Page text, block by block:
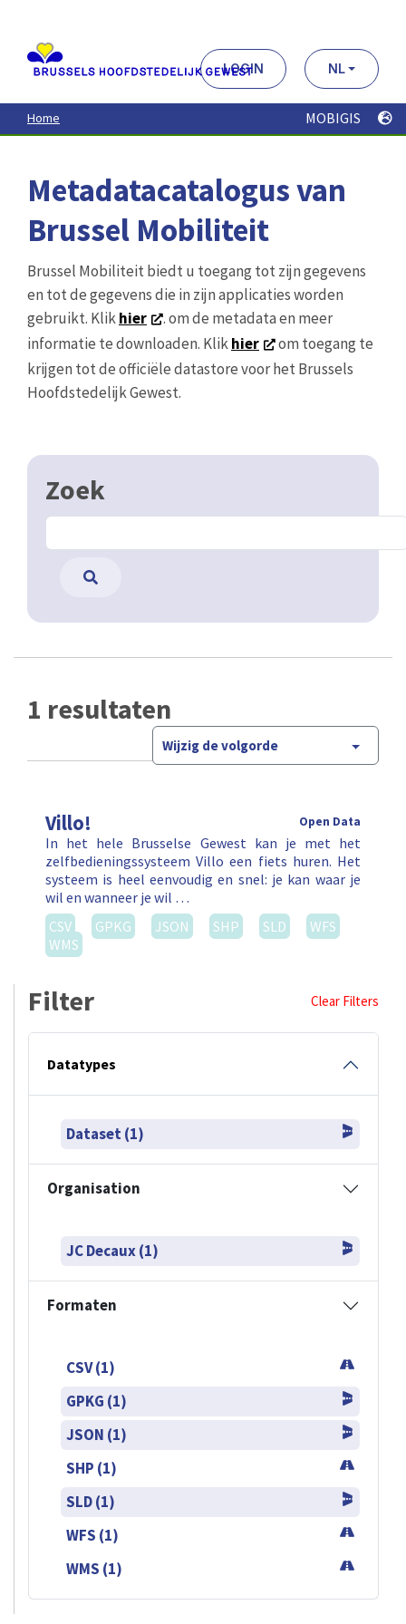
contenu
principal
LOGIN NL
Home MOBIGIS
Metadatacatalogus van
Brussel Mobiliteit
Brussel Mobiliteit biedt u toegang tot zijn gegevens
en tot de gegevens die in zijn applicaties worden
gebruikt. Klikhier
. om de metadata en meer
informatie te downloaden. Klikhier
om toegang te
krijgen tot de officiële datastore voor het Brussels
Hoofdstedelijk Gewest.
Zoek
1 resultaten
Wijzig de volgorde
Villo! Open Data
In het hele Brusselse Gewest kan je met het
zelfbedieningssysteem Villo een fiets huren. Het
systeem is heel eenvoudig en snel: je kan waar je
wil en wanneer je wil …
CSV
GPKG JSON SHP SLD
WFS
WMS
Filter Clear Filters
Datatypes
Dataset (1)
Organisation
JC Decaux (1)
Formaten
CSV (1)
GPKG (1)
JSON (1)
SHP (1)
SLD (1)
WFS (1)
WMS (1)